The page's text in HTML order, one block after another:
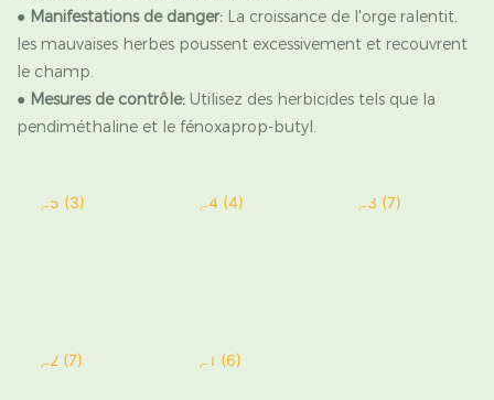
● Manifestations de danger: La croissance de l'orge ralentit,
les mauvaises herbes poussent excessivement et recouvrent
le champ.
● Mesures de contrôle: Utilisez des herbicides tels que la
pendiméthaline et le fénoxaprop-butyl.